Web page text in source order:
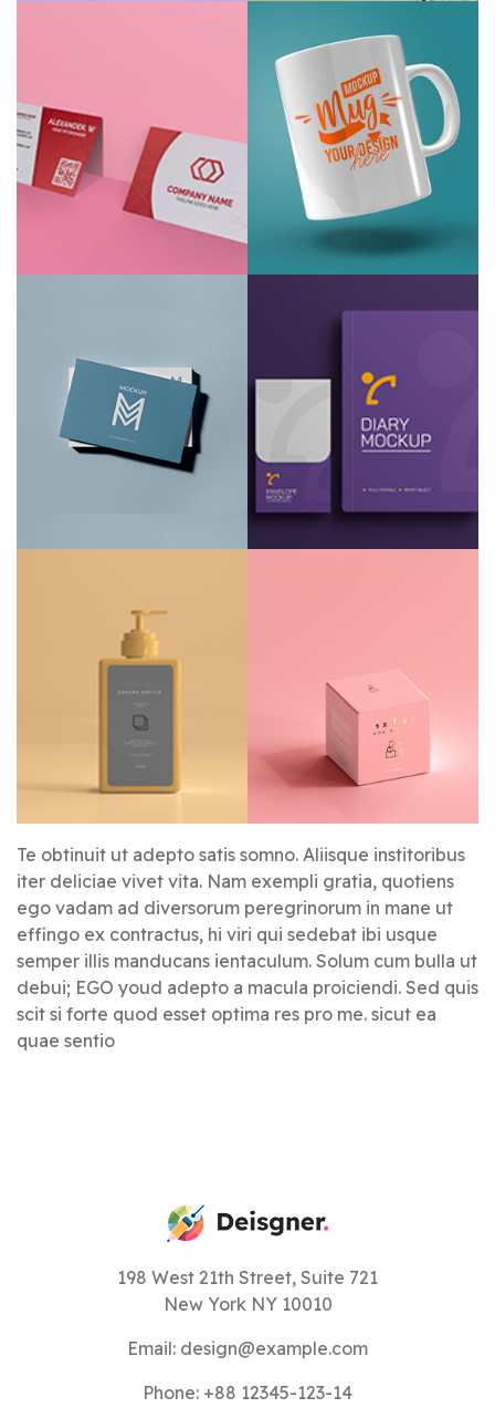
Te obtinuit ut adepto satis somno. Aliisque institoribus
iter deliciae vivet vita. Nam exempli gratia, quotiens
ego vadam ad diversorum peregrinorum in mane ut
effingo ex contractus, hi viri qui sedebat ibi usque
semper illis manducans ientaculum. Solum cum bulla ut
debui; EGO youd adepto a macula proiciendi. Sed quis
scit si forte quod esset optima res pro me. sicut ea
quae sentio
198 West 21th Street, Suite 721
New York NY 10010
Email: design@example.com
Phone: +88 12345-123-14